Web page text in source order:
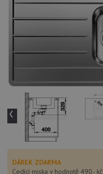
‹
DÁREK ZDARMA
Cedící miska v hodnotě 490,- kč